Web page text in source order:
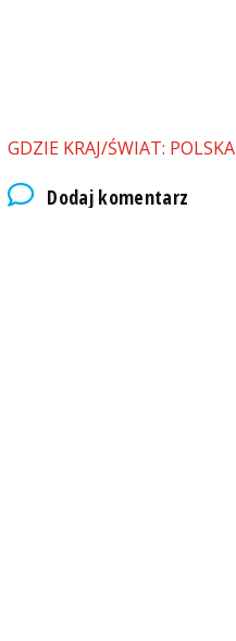
GDZIE KRAJ/ŚWIAT: POLSKA
Dodaj komentarz